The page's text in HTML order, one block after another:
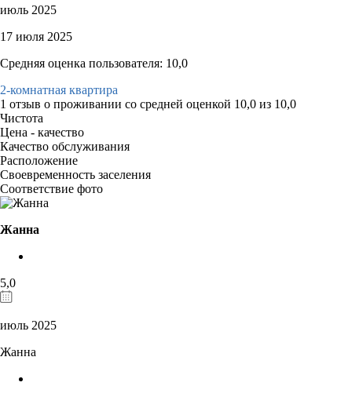
июль 2025
17 июля 2025
Средняя оценка пользователя: 10,0
2-комнатная квартира
1 отзыв о проживании со средней оценкой 10,0 из 10,0
Чистота
Цена - качество
Качество обслуживания
Расположение
Своевременность заселения
Соответствие фото
Жанна
5,0
июль 2025
Жанна